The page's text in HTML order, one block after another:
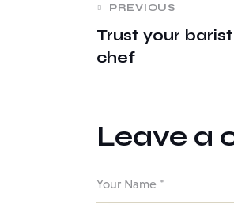
PREVIOUS
Trust your
chef
Leave a